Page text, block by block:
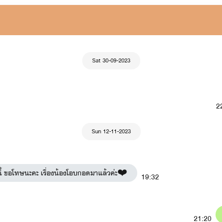
Sat 30-09-2023
Sun 12-11-2023
19:32
อโทษนะคะ เรื่องน้องโอบกอดมาแล้วค่ะ❤️
21:20